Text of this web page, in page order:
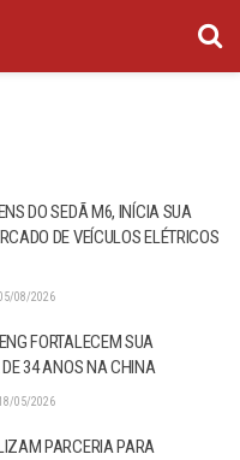
DO SEDÃ M6, INÍCIA SUA
DE VEÍCULOS ELÉTRICOS
08/2026
FORTALECEM SUA
34 ANOS NA CHINA
05/2026
PARCERIA PARA